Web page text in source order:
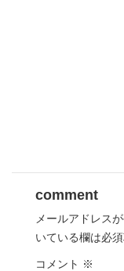
comment
メールアドレス
いている欄は必
コメント ※